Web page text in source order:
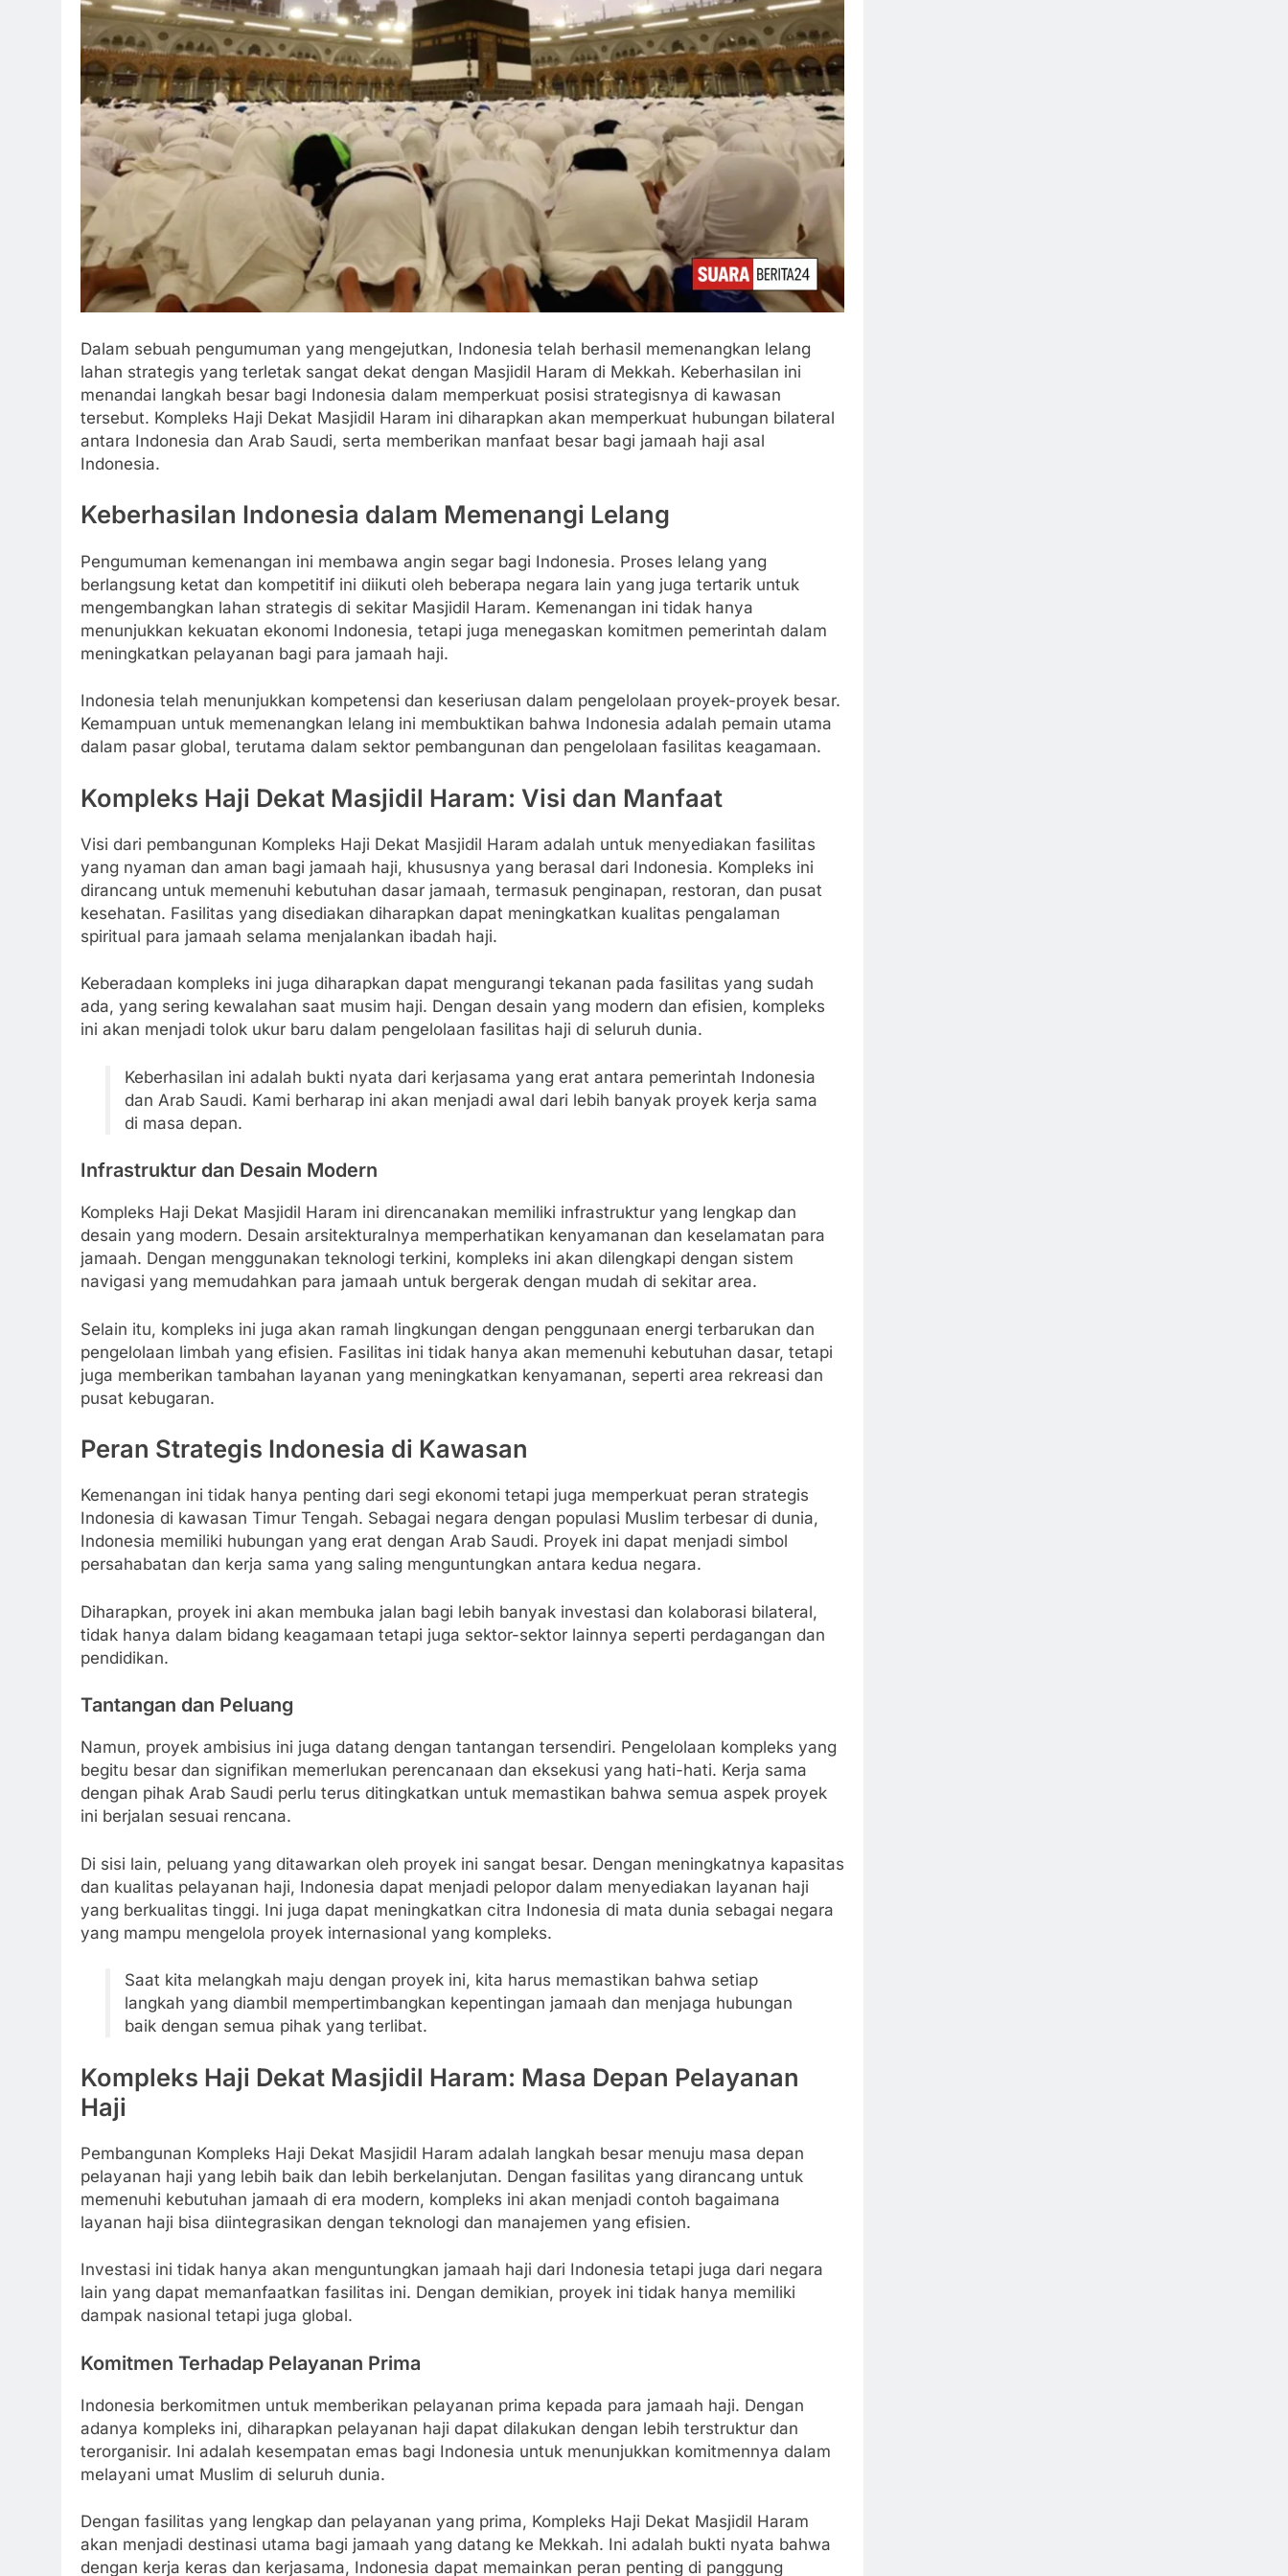
Dalam sebuah pengumuman yang mengejutkan, Indonesia telah berhasil memenangkan lelang
lahan strategis yang terletak sangat dekat dengan Masjidil Haram di Mekkah. Keberhasilan ini
menandai langkah besar bagi Indonesia dalam memperkuat posisi strategisnya di kawasan
tersebut. Kompleks Haji Dekat Masjidil Haram ini diharapkan akan memperkuat hubungan bilateral
antara Indonesia dan Arab Saudi, serta memberikan manfaat besar bagi jamaah haji asal
Indonesia.
Keberhasilan Indonesia dalam Memenangi Lelang
Pengumuman kemenangan ini membawa angin segar bagi Indonesia. Proses lelang yang
berlangsung ketat dan kompetitif ini diikuti oleh beberapa negara lain yang juga tertarik untuk
mengembangkan lahan strategis di sekitar Masjidil Haram. Kemenangan ini tidak hanya
menunjukkan kekuatan ekonomi Indonesia, tetapi juga menegaskan komitmen pemerintah dalam
meningkatkan pelayanan bagi para jamaah haji.
Indonesia telah menunjukkan kompetensi dan keseriusan dalam pengelolaan proyek-proyek besar.
Kemampuan untuk memenangkan lelang ini membuktikan bahwa Indonesia adalah pemain utama
dalam pasar global, terutama dalam sektor pembangunan dan pengelolaan fasilitas keagamaan.
Kompleks Haji Dekat Masjidil Haram: Visi dan Manfaat
Visi dari pembangunan Kompleks Haji Dekat Masjidil Haram adalah untuk menyediakan fasilitas
yang nyaman dan aman bagi jamaah haji, khususnya yang berasal dari Indonesia. Kompleks ini
dirancang untuk memenuhi kebutuhan dasar jamaah, termasuk penginapan, restoran, dan pusat
kesehatan. Fasilitas yang disediakan diharapkan dapat meningkatkan kualitas pengalaman
spiritual para jamaah selama menjalankan ibadah haji.
Keberadaan kompleks ini juga diharapkan dapat mengurangi tekanan pada fasilitas yang sudah
ada, yang sering kewalahan saat musim haji. Dengan desain yang modern dan efisien, kompleks
ini akan menjadi tolok ukur baru dalam pengelolaan fasilitas haji di seluruh dunia.
Keberhasilan ini adalah bukti nyata dari kerjasama yang erat antara pemerintah Indonesia
dan Arab Saudi. Kami berharap ini akan menjadi awal dari lebih banyak proyek kerja sama
di masa depan.
Infrastruktur dan Desain Modern
Kompleks Haji Dekat Masjidil Haram ini direncanakan memiliki infrastruktur yang lengkap dan
desain yang modern. Desain arsitekturalnya memperhatikan kenyamanan dan keselamatan para
jamaah. Dengan menggunakan teknologi terkini, kompleks ini akan dilengkapi dengan sistem
navigasi yang memudahkan para jamaah untuk bergerak dengan mudah di sekitar area.
Selain itu, kompleks ini juga akan ramah lingkungan dengan penggunaan energi terbarukan dan
pengelolaan limbah yang efisien. Fasilitas ini tidak hanya akan memenuhi kebutuhan dasar, tetapi
juga memberikan tambahan layanan yang meningkatkan kenyamanan, seperti area rekreasi dan
pusat kebugaran.
Peran Strategis Indonesia di Kawasan
Kemenangan ini tidak hanya penting dari segi ekonomi tetapi juga memperkuat peran strategis
Indonesia di kawasan Timur Tengah. Sebagai negara dengan populasi Muslim terbesar di dunia,
Indonesia memiliki hubungan yang erat dengan Arab Saudi. Proyek ini dapat menjadi simbol
persahabatan dan kerja sama yang saling menguntungkan antara kedua negara.
Diharapkan, proyek ini akan membuka jalan bagi lebih banyak investasi dan kolaborasi bilateral,
tidak hanya dalam bidang keagamaan tetapi juga sektor-sektor lainnya seperti perdagangan dan
pendidikan.
Tantangan dan Peluang
Namun, proyek ambisius ini juga datang dengan tantangan tersendiri. Pengelolaan kompleks yang
begitu besar dan signifikan memerlukan perencanaan dan eksekusi yang hati-hati. Kerja sama
dengan pihak Arab Saudi perlu terus ditingkatkan untuk memastikan bahwa semua aspek proyek
ini berjalan sesuai rencana.
Di sisi lain, peluang yang ditawarkan oleh proyek ini sangat besar. Dengan meningkatnya kapasitas
dan kualitas pelayanan haji, Indonesia dapat menjadi pelopor dalam menyediakan layanan haji
yang berkualitas tinggi. Ini juga dapat meningkatkan citra Indonesia di mata dunia sebagai negara
yang mampu mengelola proyek internasional yang kompleks.
Saat kita melangkah maju dengan proyek ini, kita harus memastikan bahwa setiap
langkah yang diambil mempertimbangkan kepentingan jamaah dan menjaga hubungan
baik dengan semua pihak yang terlibat.
Kompleks Haji Dekat Masjidil Haram: Masa Depan Pelayanan
Haji
Pembangunan Kompleks Haji Dekat Masjidil Haram adalah langkah besar menuju masa depan
pelayanan haji yang lebih baik dan lebih berkelanjutan. Dengan fasilitas yang dirancang untuk
memenuhi kebutuhan jamaah di era modern, kompleks ini akan menjadi contoh bagaimana
layanan haji bisa diintegrasikan dengan teknologi dan manajemen yang efisien.
Investasi ini tidak hanya akan menguntungkan jamaah haji dari Indonesia tetapi juga dari negara
lain yang dapat memanfaatkan fasilitas ini. Dengan demikian, proyek ini tidak hanya memiliki
dampak nasional tetapi juga global.
Komitmen Terhadap Pelayanan Prima
Indonesia berkomitmen untuk memberikan pelayanan prima kepada para jamaah haji. Dengan
adanya kompleks ini, diharapkan pelayanan haji dapat dilakukan dengan lebih terstruktur dan
terorganisir. Ini adalah kesempatan emas bagi Indonesia untuk menunjukkan komitmennya dalam
melayani umat Muslim di seluruh dunia.
Dengan fasilitas yang lengkap dan pelayanan yang prima, Kompleks Haji Dekat Masjidil Haram
akan menjadi destinasi utama bagi jamaah yang datang ke Mekkah. Ini adalah bukti nyata bahwa
dengan kerja keras dan kerjasama, Indonesia dapat memainkan peran penting di panggung